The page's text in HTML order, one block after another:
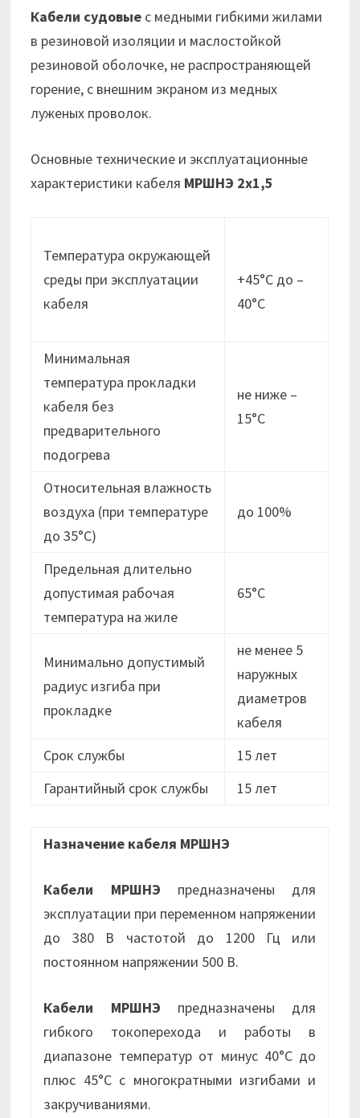
Кабели судовые с медными гибкими жилами
в резиновой изоляции и маслостойкой
резиновой оболочке, не распространяющей
горение, с внешним экраном из медных
луженых проволок.
Основные технические и эксплуатационные
характеристики кабеля МРШНЭ 2х1,5
Температура окружающей
среды при эксплуатации
кабеля
+45°С до –
40°С
Минимальная
температура прокладки
кабеля без
предварительного
подогрева
не ниже –
15°C
Относительная влажность
воздуха (при температуре
до 35°С)
до 100%
Предельная длительно
допустимая рабочая
температура на жиле
65°С
Минимально допустимый
радиус изгиба при
прокладке
не менее 5
наружных
диаметров
кабеля
Срок службы
15 лет
Гарантийный срок службы
15 лет
Назначение кабеля МРШНЭ
Кабели МРШНЭ предназначены для
эксплуатации при переменном напряжении
до 380 В частотой до 1200 Гц или
постоянном напряжении 500 В.
Кабели МРШНЭ предназначены для
гибкого токоперехода и работы в
диапазоне температур от минус 40°С до
плюс 45°С с многократными изгибами и
закручиваниями.